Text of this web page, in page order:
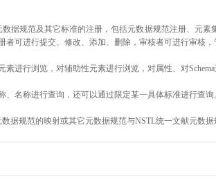
据规范及其它标准的注册，包括元数据规范注册、元
可进行提交、修改、添加、删除，审核者可进行审核，
进行浏览，对辅助性元素进行浏览，对属性、对Schema
名称进行查询，还可以通过限定某一具体标准进行查询
据规范的映射或其它元数据规范与NSTL统一文献元数据